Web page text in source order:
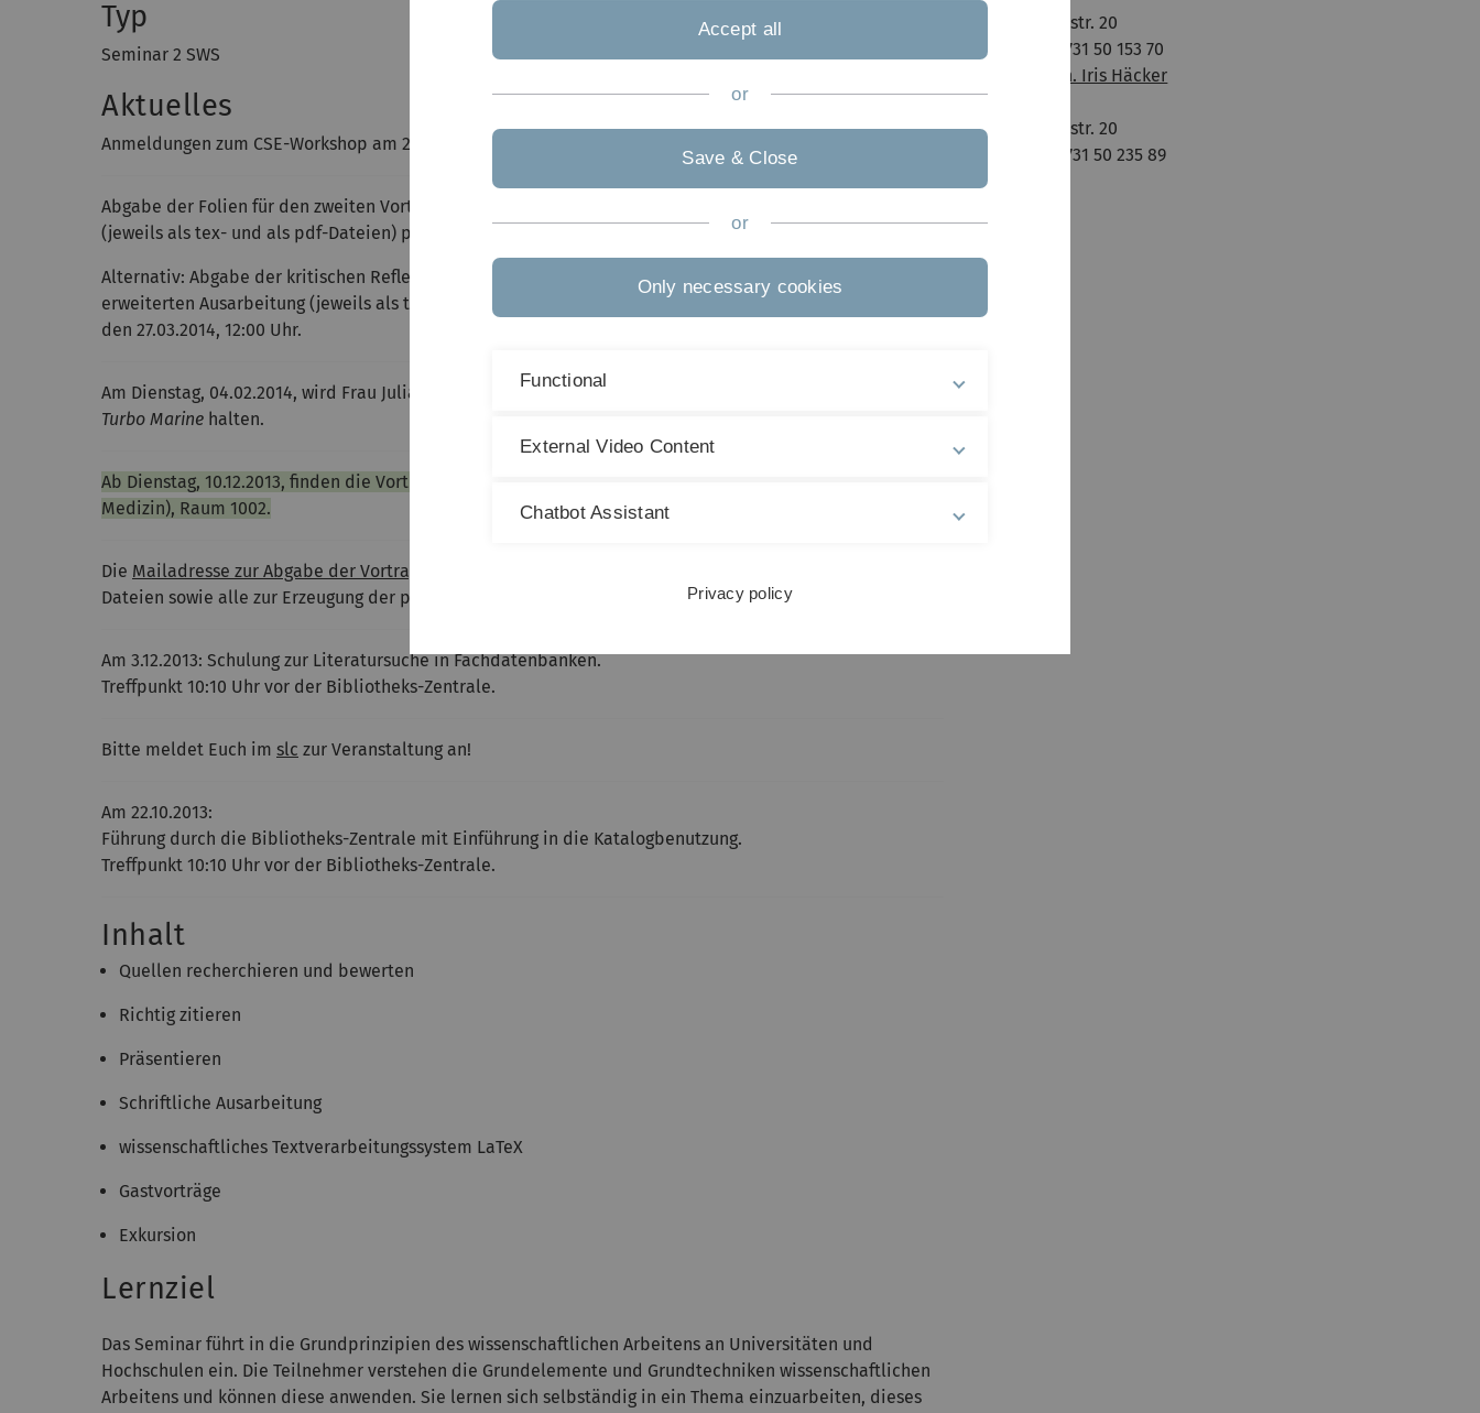
Typ
Seminar 2 SWS
Aktuelles
Anmeldungen zum CSE-Workshop am 2. und 3. April bitte umgehend per Mail an Klaus Stolle.
Abgabe der Folien für den zweiten Vortrag sowie der überarbeiteten und erweiterten Ausarbeitung
(jeweils als tex- und als pdf-Dateien) per
bis spätestens Montag, den 31.03.2014, 12:00 Uhr.
Alternativ: Abgabe der kritischen Reflektion des ersten Semesters sowie der überarbeiteten und
erweiterten Ausarbeitung (jeweils als tex- und als pdf-Dateien) per
Mail
bis spätestens Donnerstag,
den 27.03.2014, 12:00 Uhr.
Am Dienstag, 04.02.2014, wird Frau Julia Springer einen Vortrag zu
Turbo Marine halten.
Ab Dienstag, 10.12.2013, finden die Vorträge der Studierenden statt.
Medizin), Raum 1002.
Die Mailadresse zur Abgabe der Vortragsfolien und Ausarbeitungen
Dateien sowie alle zur Erzeugung der pdf-Dateien notwendigen Files beilegen.
Am 3.12.2013: Schulung zur Literatursuche in Fachdatenbanken.
Treffpunkt 10:10 Uhr vor der Bibliotheks-Zentrale.
Bitte meldet Euch im slc zur Veranstaltung an!
Am 22.10.2013:
Führung durch die Bibliotheks-Zentrale mit Einführung in die Katalogbenutzung.
Treffpunkt 10:10 Uhr vor der Bibliotheks-Zentrale.
Inhalt
Quellen recherchieren und bewerten
Richtig zitieren
Präsentieren
Schriftliche Ausarbeitung
wissenschaftliches Textverarbeitungssystem LaTeX
Gastvorträge
Exkursion
Lernziel
Das Seminar führt in die Grundprinzipien des wissenschaftlichen Arbeitens an Universitäten und
Hochschulen ein. Die Teilnehmer verstehen die Grundelemente und Grundtechniken wissenschaftlichen
Arbeitens und können diese anwenden. Sie lernen sich selbständig in ein Thema einzuarbeiten, dieses
Helmholtzstr. 20
Telefon: 0731 50 153 70
Dipl.-Math. Iris Häcker
Helmholtzstr. 20
Telefon: 0731 50 235 89
Accept all
or
Save & Close
or
Only necessary cookies
Functional
External Video Content
Chatbot Assistant
Privacy policy